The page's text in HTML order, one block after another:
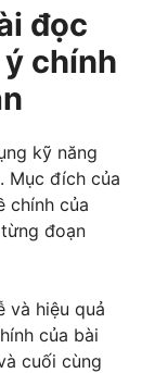
đọc
chính
kỹ năng
Mục đích của
chính của
đoạn
và hiệu quả
của bài
cuối cùng